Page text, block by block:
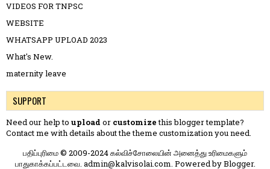
VIDEOS FOR TNPSC
WEBSITE
WHATSAPP UPLOAD 2023
What's New.
maternity leave
SUPPORT
Need our help to upload or customizethis blogger template?
Contact me with details about the theme customization you need.
பதிப்புரிமை © 2009-2024 கல்விச்சோலையின் அனைத்து உரிமைகளும்
பாதுகாக்கப்பட்டவை. admin@kalvisolai.com. Powered byBlogger.